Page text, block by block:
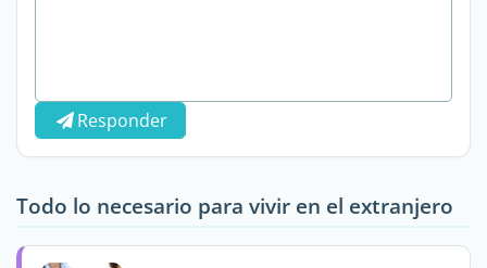
Responder
Todo lo necesario para vivir en el extranjero